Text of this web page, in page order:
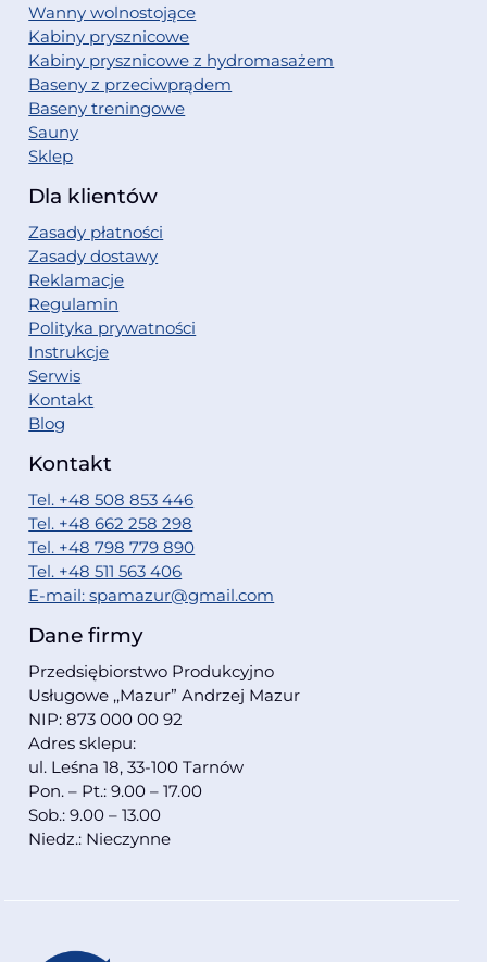
Wanny wolnostojące
Kabiny prysznicowe
Kabiny prysznicowe z hydromasażem
Baseny z przeciwprądem
Baseny treningowe
Sauny
Sklep
Dla klientów
Zasady płatności
Zasady dostawy
Reklamacje
Regulamin
Polityka prywatności
Instrukcje
Serwis
Kontakt
Blog
Kontakt
Tel. +48 508 853 446
Tel. +48 662 258 298
Tel. +48 798 779 890
Tel. +48 511 563 406
E-mail: spamazur@gmail.com
Dane firmy
Przedsiębiorstwo Produkcyjno
Usługowe ,,Mazur” Andrzej Mazur
NIP: 873 000 00 92
Adres sklepu:
ul. Leśna 18, 33-100 Tarnów
Pon. – Pt.: 9.00 – 17.00
Sob.: 9.00 – 13.00
Niedz.: Nieczynne